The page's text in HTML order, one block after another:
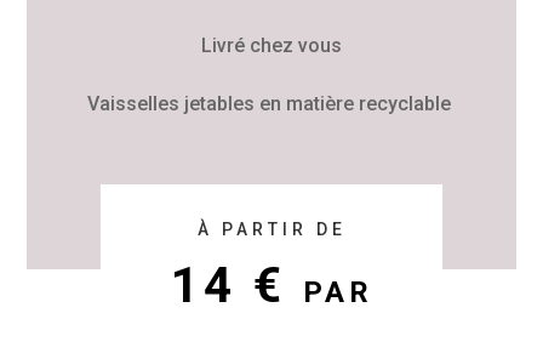
Livré chez vous
Vaisselles jetables en matière recyclable
À PARTIR DE
14 € PAR